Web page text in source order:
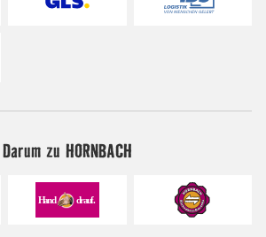
Darum zu HORNBACH